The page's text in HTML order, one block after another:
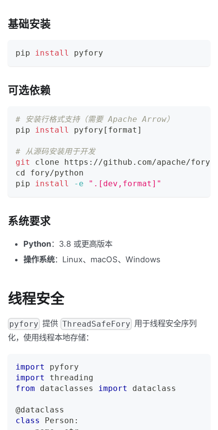
基础安装
pip install pyfory
可选依赖
# 安装行格式支持（需要 Apache Arrow）
pip install pyfory [ format ]
# 从源码安装用于开发
git
clone https://github.com/apache/
cd
fory/python
pip install -e ".[dev,format]"
系统要求
Python：3.8 或更高版本
操作系统：Linux、macOS、Windows
线程安全
pyfory 提供 ThreadSafeFory 用于线程安全序列
化，使用线程本地存储：
import
pyfory
import
threading
from dataclasses import dataclass
@dataclass
class
Person :